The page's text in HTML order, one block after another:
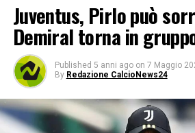
Juventus, Pirlo può
Demiral torna in
Published 5 anni ago on 7 Maggio
By Redazione CalcioNews24